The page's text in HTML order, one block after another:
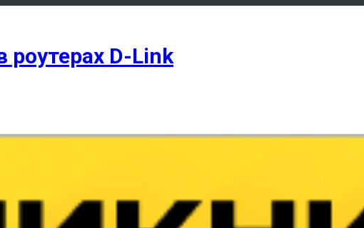
D-Link